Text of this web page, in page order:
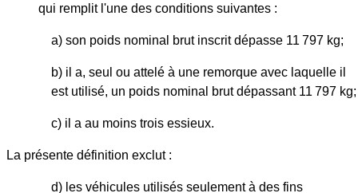
qui remplit l'une des conditions suivantes :
a) son poids nominal brut inscrit dépasse 11 797 kg;
b) il a, seul ou attelé à une remorque avec laquelle il
est utilisé, un poids nominal brut dépassant 11 797 kg;
c) il a au moins trois essieux.
La présente définition exclut :
d) les véhicules utilisés seulement à des fins